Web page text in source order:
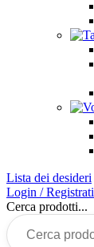
Lista dei desideri
Login / Registrati
Cerca prodotti...